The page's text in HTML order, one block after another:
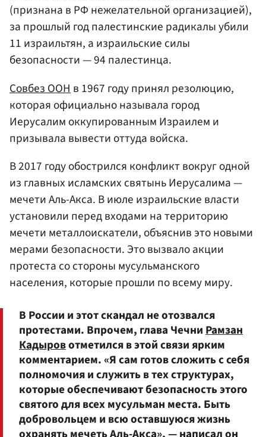
(признана в РФ нежелательной организацией),
за прошлый год палестинские радикалы убили
11 израильтян, а израильские силы
безопасности — 94 палестинца.
Совбез ООНв 1967 году принял резолюцию,
которая официально называла город
Иерусалим оккупированным Израилем и
призывала вывести оттуда войска.
В 2017 году обострился конфликт вокруг одной
из главных исламских святынь Иерусалима —
мечети Аль-Акса. В июле израильские власти
установили перед входами на территорию
мечети металлоискатели, объяснив это новыми
мерами безопасности. Это вызвало акции
протеста со стороны мусульманского
населения, которые прошли по всему миру.
В России и этот скандал не отозвался
протестами. Впрочем, глава ЧечниРамзан
Кадыровотметился в этой связи ярким
комментарием. «Я сам готов сложить с себя
полномочия и служить в тех структурах,
которые обеспечивают безопасность этого
святого для всех мусульман места. Быть
добровольцем и всю оставшуюся жизнь